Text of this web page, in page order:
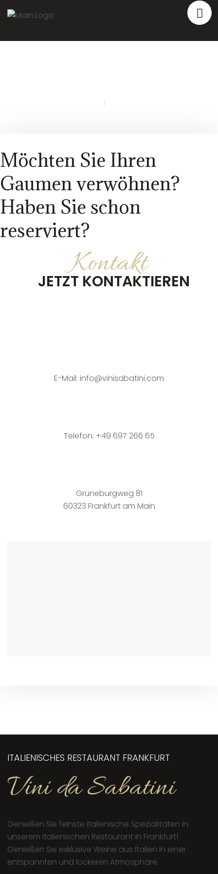
Möchten Sie Ihren
Gaumen verwöhnen?
Haben Sie schon
reserviert?
Kontakt
JETZT KONTAKTIEREN
E-Mail: info@vinisabatini.com
Telefon: +49 697 266 65
Grüneburgweg 81
60323 Frankfurt am Main
ITALIENISCHES RESTAURANT FRANKFURT
Vini da Sabatini
Genießen Sie feinste italienische Spezialitäten in
unserem italienischen Restaurant in Frankfurt!
Genießen Sie exklusive Weine aus Italien in einer
entspannten und lockeren Atmosphäre.